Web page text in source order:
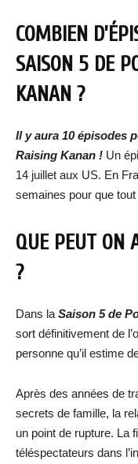
COMBIEN
SAISON 5 DE
KANAN ?
Il y aura 10 épisodes
Raising Kanan ! Un
14 juillet aux US. En
semaines pour que
QUE PEUT ON
?
Dans la Saison 5 de
sort définitivement de
personne qu’il estime
Après des années de
secrets de famille, la
un point de rupture. La
téléspectateurs dans